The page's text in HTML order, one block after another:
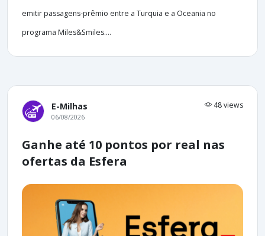
emitir passagens-prêmio entre a Turquia e a Oceania no
programa Miles&Smiles....
E-Milhas 48 views
06/08/2026
Ganhe até 10 pontos por real nas
ofertas da Esfera